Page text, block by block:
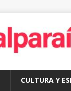
CULTURA Y